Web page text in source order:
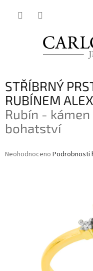
STŘÍBRNÝ
RUBÍNEM
Rubín -
bohatství
Průměrné
Neohodnoceno Podrobnosti